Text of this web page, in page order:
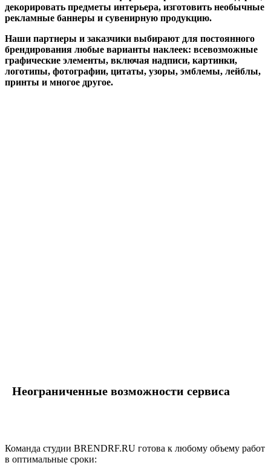
декорировать предметы интерьера, изготовить необычные
рекламные баннеры и сувенирную продукцию.
Наши партнеры и заказчики выбирают для постоянного
брендирования любые варианты наклеек: всевозможные
графические элементы, включая надписи, картинки,
логотипы, фотографии, цитаты, узоры, эмблемы, лейблы,
принты и многое другое.
Неограниченные возможности сервиса
Команда студии BRENDRF.RU готова к любому объему работ
в оптимальные сроки: